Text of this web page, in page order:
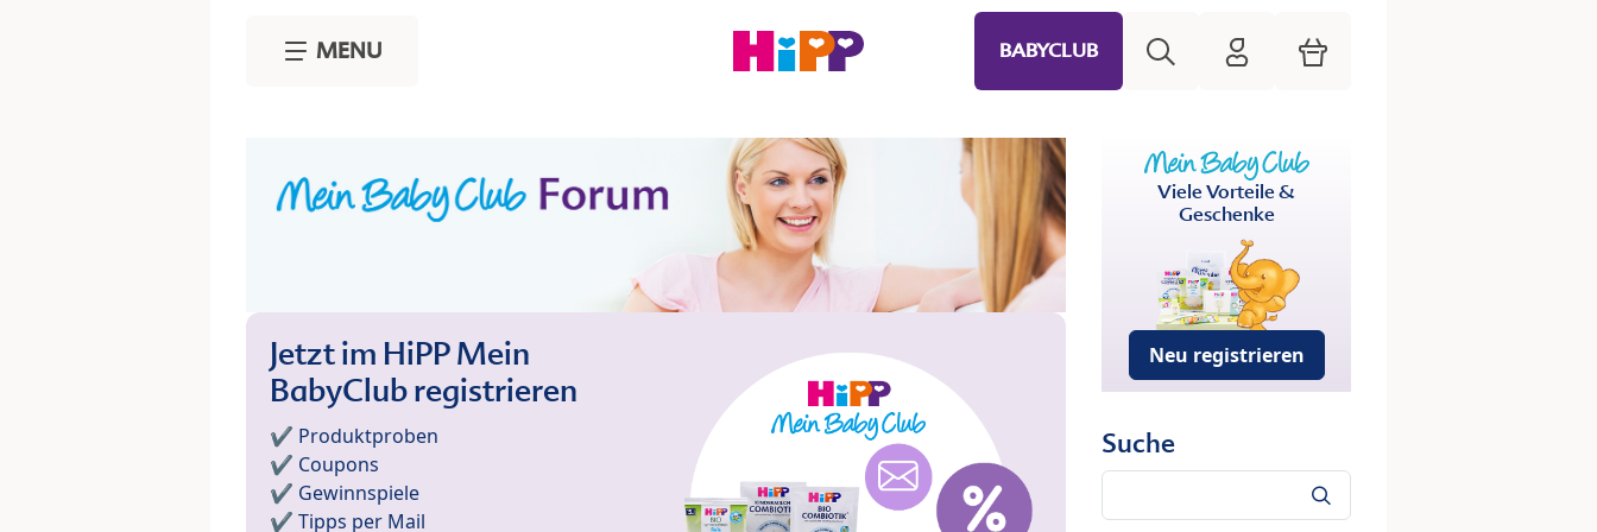
MENU BABYCLUB HiPP Mein Babyclub
Warenkorb
Jetzt im HiPP Mein
BabyClub registrieren
✔️ Produktproben
✔️ Coupons
✔️ Gewinnspiele
✔️ Tipps per Mail
Viele Vorteile &
Geschenke
Neu registrieren
Suche